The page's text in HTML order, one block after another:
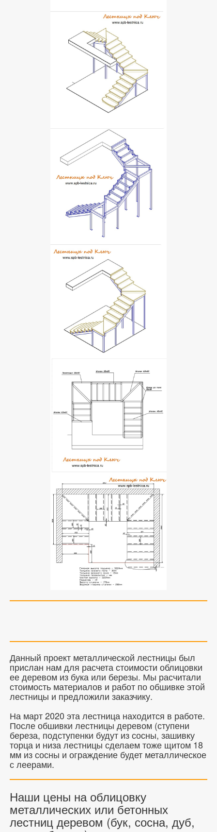
Данный проект металлической лестницы был
прислан нам для расчета стоимости облицовки
ее деревом из бука или березы. Мы расчитали
стоимость материалов и работ по обшивке этой
лестницы и предложили заказчику.
На март 2020 эта лестница находится в работе.
После обшивки лестницы деревом (ступени
береза, подступенки будут из сосны, зашивку
торца и низа лестницы сделаем тоже щитом 18
мм из сосны и ограждение будет металлическое
с леерами.
Наши цены на облицовку
металлических или бетонных
лестниц деревом (бук, сосна, дуб,